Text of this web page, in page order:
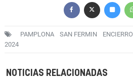
PAMPLONA SAN FERMIN ENCIERRO
2024
NOTICIAS RELACIONADAS